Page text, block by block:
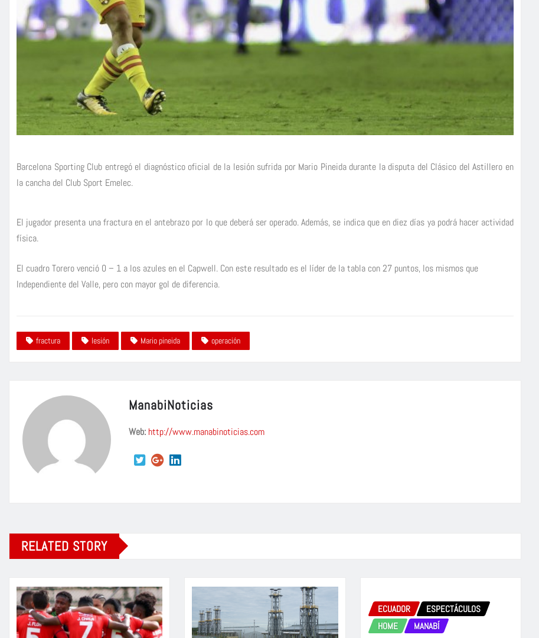
Barcelona Sporting Club entregó el diagnóstico oficial de la lesión sufrida por Mario Pineida durante la disputa del Clásico del Astillero en
la cancha del Club Sport Emelec.
El jugador presenta una fractura en el antebrazo por lo que deberá ser operado. Además, se indica que en diez días ya podrá hacer actividad
física.
El cuadro Torero venció 0 – 1 a los azules en el Capwell. Con este resultado es el líder de la tabla con 27 puntos, los mismos que
Independiente del Valle, pero con mayor gol de diferencia.
fractura lesión Mario pineida operación
ManabiNoticias
Web: http://www.manabinoticias.com
RELATED STORY
ECUADOR
ESPECTÁCULOS
HOME
MANABÍ